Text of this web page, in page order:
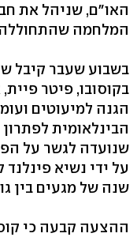
המלחמה שהתחוללה
בשבוע שעבר קיבל
בקוסובו, פיטר
הגנה למיעוטים
הבינלאומית
שנועדה לגשר על
על ידי נשיא
שנה של מגעים בין
ההצעה קבעה כי